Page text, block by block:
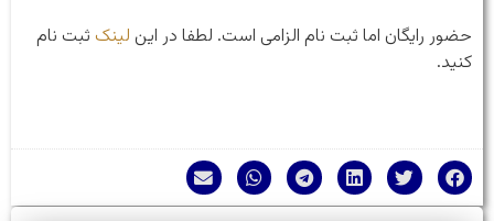
حضور رایگان اما ثبت نام الزامی است. لطفا در این لینک ثبت نام
کنید.